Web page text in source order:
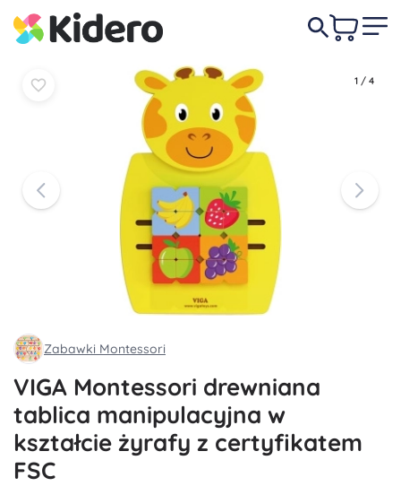
1 / 4
Zabawki Montessori
VIGA Montessori drewniana
tablica manipulacyjna w
kształcie żyrafy z certyfikatem
FSC
159,00 zł
Do